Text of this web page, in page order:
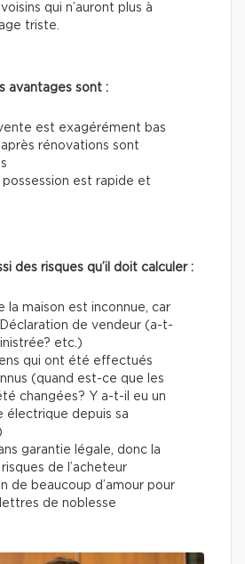
qui n’auront plus à
triste.
avantages sont :
est exagérément bas
après rénovations sont
possession est rapide et
des risques qu’il doit calculer :
la maison est inconnue, car
Déclaration de vendeur (a-t-
etc.)
qui ont été effectués
(quand est-ce que les
changées? Y a-t-il eu un
électrique depuis sa
garantie légale, donc la
de l’acheteur
de beaucoup d’amour pour
de noblesse